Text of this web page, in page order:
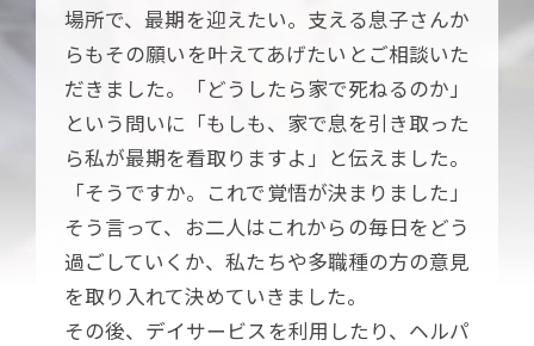
場所で、最期を迎えたい。支える息子さんか
らもその願いを叶えてあげたいとご相談いた
だきました。「どうしたら家で死ねるのか」
という問いに「もしも、家で息を引き取った
ら私が最期を看取りますよ」と伝えました。
「そうですか。これで覚悟が決まりました」
そう言って、お二人はこれからの毎日をどう
過ごしていくか、私たちや多職種の方の意見
を取り入れて決めていきました。
その後、デイサービスを利用したり、ヘルパ